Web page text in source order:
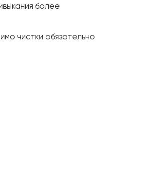
более
чистки обязательно